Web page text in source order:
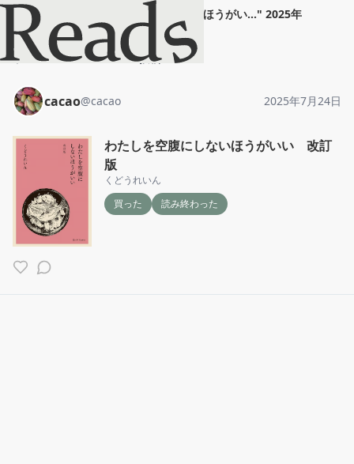
わたしを空腹にしないほうがい..." 2025年
7月24日
ホーム
cacao 投稿
cacao@cacao 2025年7月24日
わたしを空腹にしないほうがいい 改訂
版
くどうれいん
買った
読み終わった